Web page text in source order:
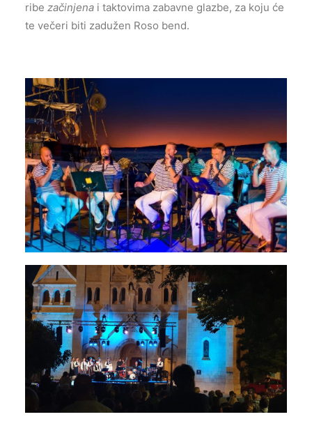
ribe začinjena i taktovima zabavne glazbe, za koju će
te večeri biti zadužen Roso bend.